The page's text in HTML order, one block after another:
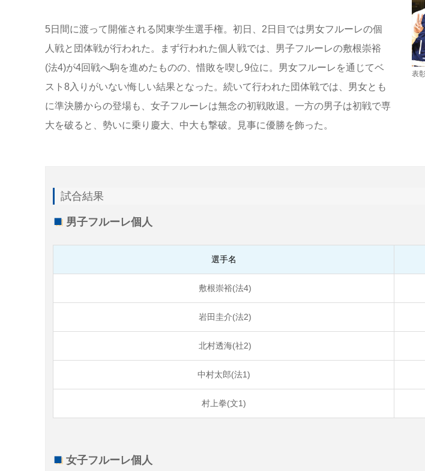
5日間に渡って開催される関東学生選手権。初日、2日目では男女フルーレの個
人戦と団体戦が行われた。まず行われた個人戦では、男子フルーレの敷根崇裕
(法4)が4回戦へ駒を進めたものの、惜敗を喫し9位に。男女フルーレを通じてベ
スト8入りがいない悔しい結果となった。続いて行われた団体戦では、男女とも
に準決勝からの登場も、女子フルーレは無念の初戦敗退。一方の男子は初戦で専
大を破ると、勢いに乗り慶大、中大も撃破。見事に優勝を飾った。
表
試合結果
男子フルーレ個人
選手名
敷根崇裕(法4)
岩田圭介(法2)
北村透海(社2)
中村太郎(法1)
村上拳(文1)
女子フルーレ個人